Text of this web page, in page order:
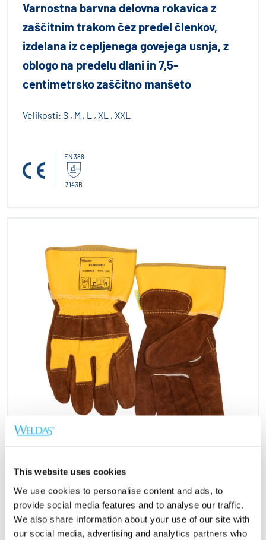
This website uses cookies
We use cookies to personalise content and ads, to
provide social media features and to analyse our traffic.
We also share information about your use of our site with
our social media, advertising and analytics partners who
Varnostna barvna delovna rokavica z
zaščitnim trakom čez predel členkov,
izdelana iz cepljenega govejega usnja, z
oblogo na predelu dlani in 7,5-
centimetrsko zaščitno manšeto
Velikosti: S , M , L , XL , XXL
EN 388
3143B
10-2209LB
Varnostna barvna delovna rokavica z
zaščitnim trakom čez predel členkov,
izdelana iz cepljenega govejega usnja